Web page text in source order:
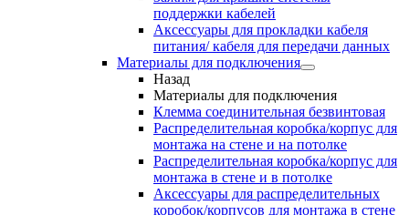
поддержки кабелей
Аксессуары для прокладки кабеля
питания/ кабеля для передачи данных
Материалы для подключения
Назад
Материалы для подключения
Клемма соединительная безвинтовая
Распределительная коробка/корпус для
монтажа на стене и на потолке
Распределительная коробка/корпус для
монтажа в стене и в потолке
Аксессуары для распределительных
коробок/корпусов для монтажа в стене